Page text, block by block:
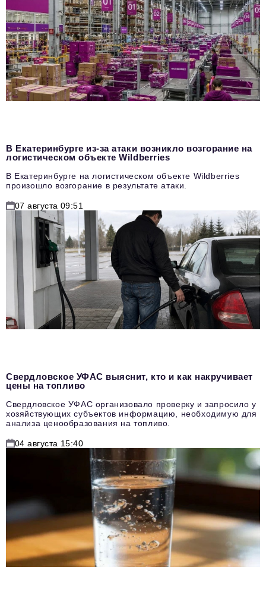
В Екатеринбурге из-за атаки возникло возгорание на
логистическом объекте Wildberries
В Екатеринбурге на логистическом объекте Wildberries
произошло возгорание в результате атаки.
07 августа 09:51
Свердловское УФАС выяснит, кто и как накручивает
цены на топливо
Свердловское УФАС организовало проверку и запросило у
хозяйствующих субъектов информацию, необходимую для
анализа ценообразования на топливо.
04 августа 15:40